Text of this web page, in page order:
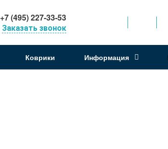
+7 (495) 227-33-53
Заказать звонок
Коврики Информация